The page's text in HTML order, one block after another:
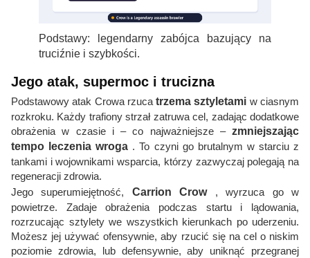
Podstawy: legendarny zabójca bazujący na
truciźnie i szybkości.
Jego atak, supermoc i trucizna
Podstawowy atak Crowa rzucatrzema sztyletami w ciasnym
rozkroku. Każdy trafiony strzał zatruwa cel, zadając dodatkowe
obrażenia w czasie i – co najważniejsze – zmniejszając
tempo leczenia wroga . To czyni go brutalnym w starciu z
tankami i wojownikami wsparcia, którzy zazwyczaj polegają na
regeneracji zdrowia.
Jego superumiejętność, Carrion Crow, wyrzuca go w
powietrze. Zadaje obrażenia podczas startu i lądowania,
rozrzucając sztylety we wszystkich kierunkach po uderzeniu.
Możesz jej używać ofensywnie, aby rzucić się na cel o niskim
poziomie zdrowia, lub defensywnie, aby uniknąć przegranej